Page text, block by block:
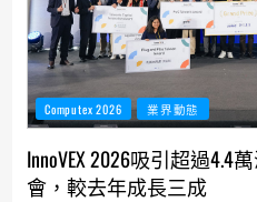
Computex 2026 業界動態
InnoVEX 2026吸引超過
會，較去年成長三成